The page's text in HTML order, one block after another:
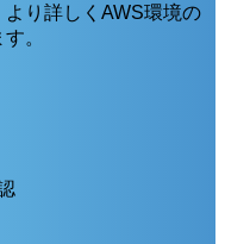
り詳しくAWS環境の
。